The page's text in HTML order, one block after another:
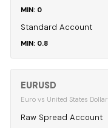
0
0.8
Standard Account
EURUSD
Euro vs United States Dollar
Raw Spread Account